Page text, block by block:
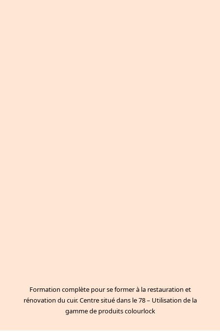
Formation complète pour se former à la restauration et
rénovation du cuir. Centre situé dans le 78 – Utilisation de la
gamme de produits colourlock